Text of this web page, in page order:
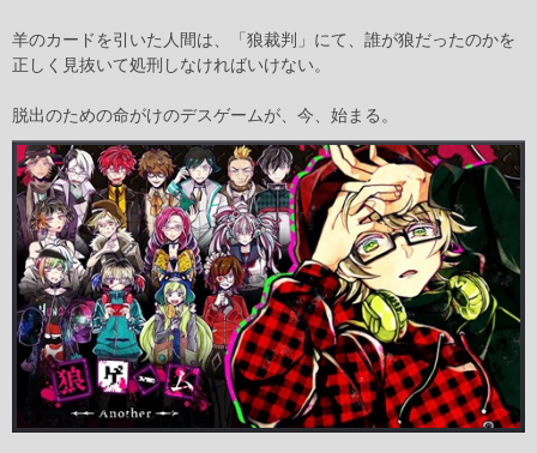
羊のカードを引いた人間は、「狼裁判」にて、誰が狼だったのかを
正しく見抜いて処刑しなければいけない。
脱出のための命がけのデスゲームが、今、始まる。